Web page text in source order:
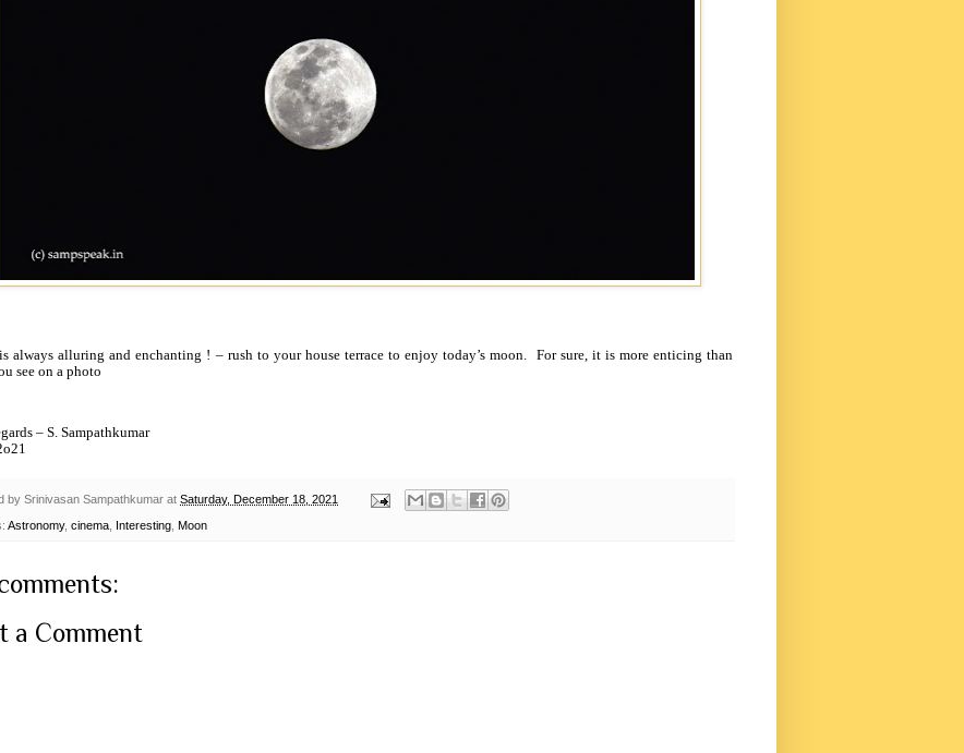
always alluring and enchanting ! – rush to your house terrace to enjoy today’s moon. For sure, it is more enticing than
see on a photo
– S. Sampathkumar
by Srinivasan Sampathkumar at Saturday, December 18, 2021
Astronomy, cinema Interesting Moon
a Comment